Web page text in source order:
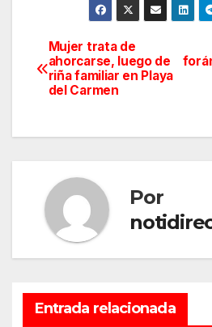
Navegación
de
Mujer trata de
ahorcarse, luego de
riña familiar en Playa
del Carmen
Por
Entrada relacionada